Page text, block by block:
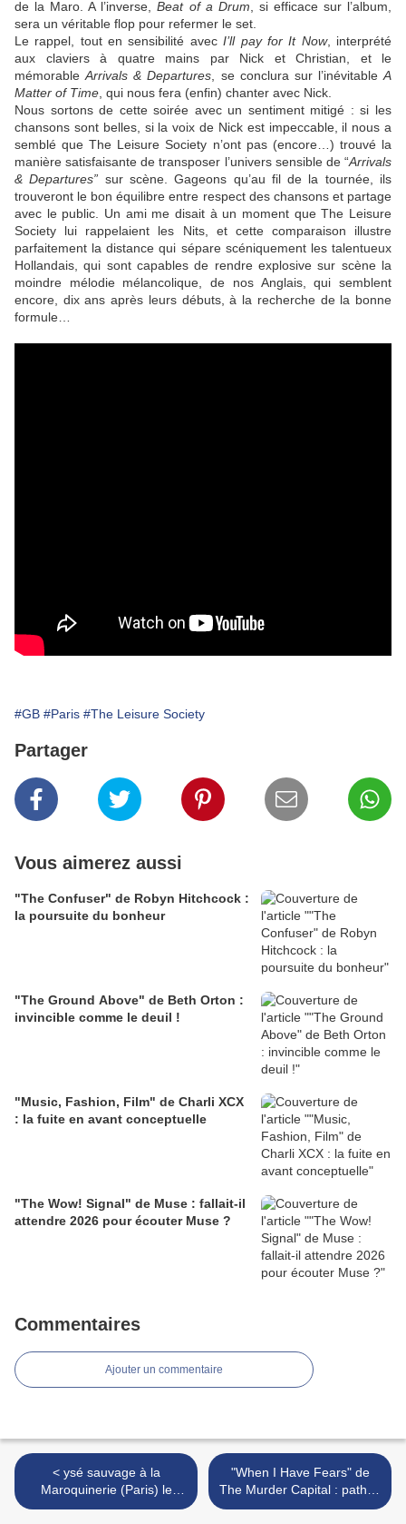
de la Maro. A l’inverse,Beat of a Drum , si efficace sur l’album,
sera un véritable flop pour refermer le set.
Le rappel, tout en sensibilité avecI’ll pay for It Now, interprété
aux claviers à quatre mains par Nick et Christian, et le
mémorableArrivals & Departures , se conclura sur l’inévitable A
Matter of Time , qui nous fera (enfin) chanter avec Nick.
Nous sortons de cette soirée avec un sentiment mitigé : si les
chansons sont belles, si la voix de Nick est impeccable, il nous a
semblé que The Leisure Society n’ont pas (encore…) trouvé la
manière satisfaisante de transposer l’univers sensible de “Arrivals
& Departures” sur scène. Gageons qu’au fil de la tournée, ils
trouveront le bon équilibre entre respect des chansons et partage
avec le public. Un ami me disait à un moment que The Leisure
Society lui rappelaient les Nits, et cette comparaison illustre
parfaitement la distance qui sépare scéniquement les talentueux
Hollandais, qui sont capables de rendre explosive sur scène la
moindre mélodie mélancolique, de nos Anglais, qui semblent
encore, dix ans après leurs débuts, à la recherche de la bonne
formule…
#GB #Paris #The Leisure Society
Partager
Vous aimerez aussi
"The Confuser" de Robyn Hitchcock :
la poursuite du bonheur
"The Ground Above" de Beth Orton :
invincible comme le deuil !
"Music, Fashion, Film" de Charli XCX
: la fuite en avant conceptuelle
"The Wow! Signal" de Muse : fallait-il
attendre 2026 pour écouter Muse ?
Commentaires
Ajouter un commentaire
< ysé sauvage à la
Maroquinerie (Paris) le
mercredi 11 septembre
"When I Have Fears" de
The Murder Capital : pathos
et crises de nerfs >